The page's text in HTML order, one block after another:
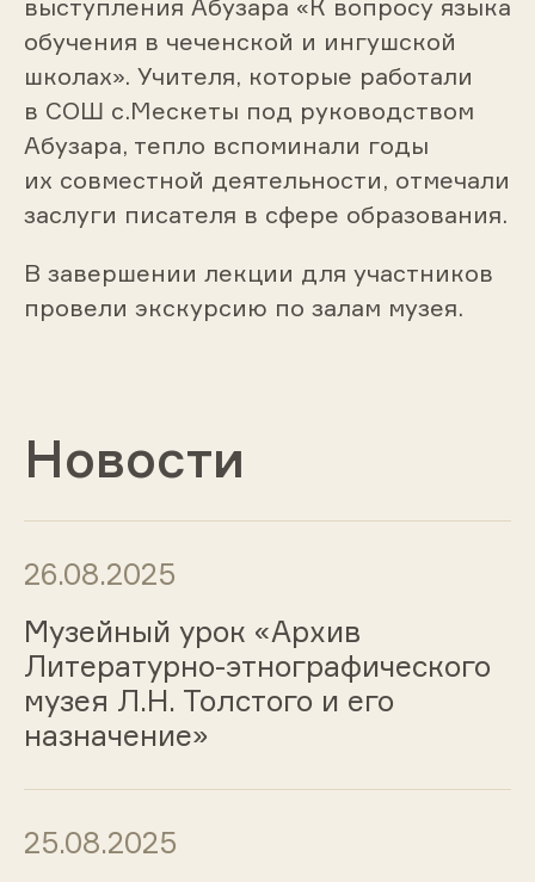
выступления Абузара «К вопросу языка
обучения в чеченской и ингушской
школах». Учителя, которые работали
в СОШ с.Мескеты под руководством
Абузара, тепло вспоминали годы
их совместной деятельности, отмечали
заслуги писателя в сфере образования.
В завершении лекции для участников
провели экскурсию по залам музея.
Новости
26.08.2025
Музейный урок «Архив
Литературно-этнографического
музея Л.Н. Толстого и его
назначение»
25.08.2025